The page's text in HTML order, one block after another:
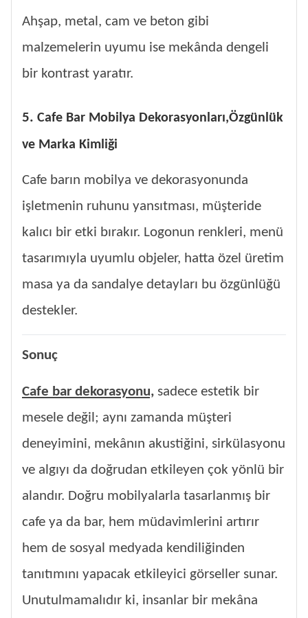
Ahşap, metal, cam ve beton gibi
malzemelerin uyumu ise mekânda dengeli
bir kontrast yaratır.
5. Cafe Bar Mobilya Dekorasyonları,Özgünlük
ve Marka Kimliği
Cafe barın mobilya ve dekorasyonunda
işletmenin ruhunu yansıtması, müşteride
kalıcı bir etki bırakır. Logonun renkleri, menü
tasarımıyla uyumlu objeler, hatta özel üretim
masa ya da sandalye detayları bu özgünlüğü
destekler.
Sonuç
Cafe bar dekorasyonu, sadece estetik bir
mesele değil; aynı zamanda müşteri
deneyimini, mekânın akustiğini, sirkülasyonu
ve algıyı da doğrudan etkileyen çok yönlü bir
alandır. Doğru mobilyalarla tasarlanmış bir
cafe ya da bar, hem müdavimlerini artırır
hem de sosyal medyada kendiliğinden
tanıtımını yapacak etkileyici görseller sunar.
Unutulmamalıdır ki, insanlar bir mekâna